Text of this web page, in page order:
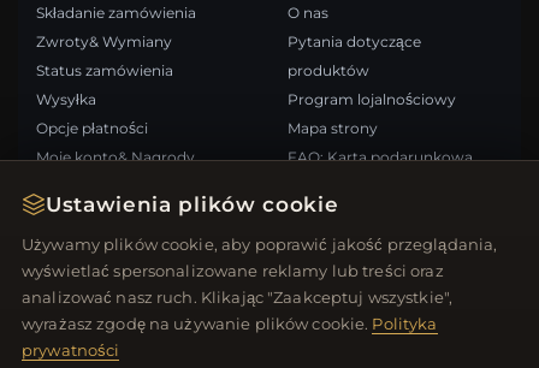
Ustawienia plików cookie
Używamy plików cookie, aby poprawić jakość przeglądania,
wyświetlać spersonalizowane reklamy lub treści oraz
analizować nasz ruch. Klikając "Zaakceptuj wszystkie",
wyrażasz zgodę na używanie plików cookie. Polityka
prywatności
Składanie zamówienia
Zwroty& Wymiany
Status zamówienia
Wysyłka
Opcje płatności
Moje konto& Nagrody
O nas
Pytania dotyczące
produktów
Program lojalnościowy
Mapa strony
FAQ: Karta podarunkowa
Wypisz się z newslettera
SZYBKIE LINKI
Nowe produkty
Oferty specjalne
ŚLEDŹ NAS